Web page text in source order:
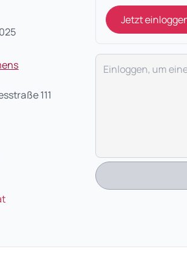
111
(öffnet in neuem Tab)
Jetzt
Deine Nachricht